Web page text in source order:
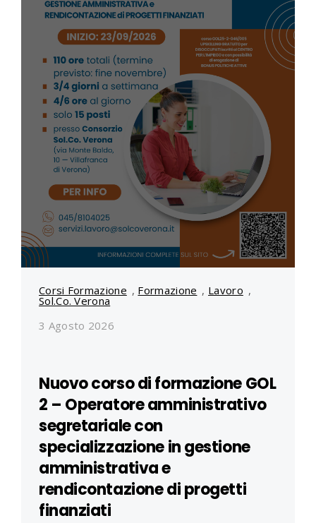
Corsi Formazione , Formazione , Lavoro ,
Sol.Co. Verona
3 Agosto 2026
Nuovo corso di formazione GOL
2 – Operatore amministrativo
segretariale con
specializzazione in gestione
amministrativa e
rendicontazione di progetti
finanziati